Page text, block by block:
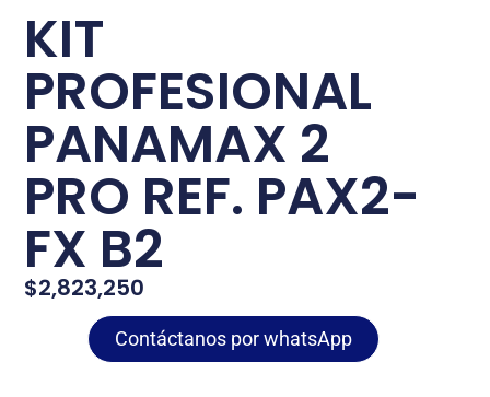
KIT
PROFESIONAL
PANAMAX 2
PRO REF. PAX2-
FX B2
$2,823,250
Contáctanos por whatsApp